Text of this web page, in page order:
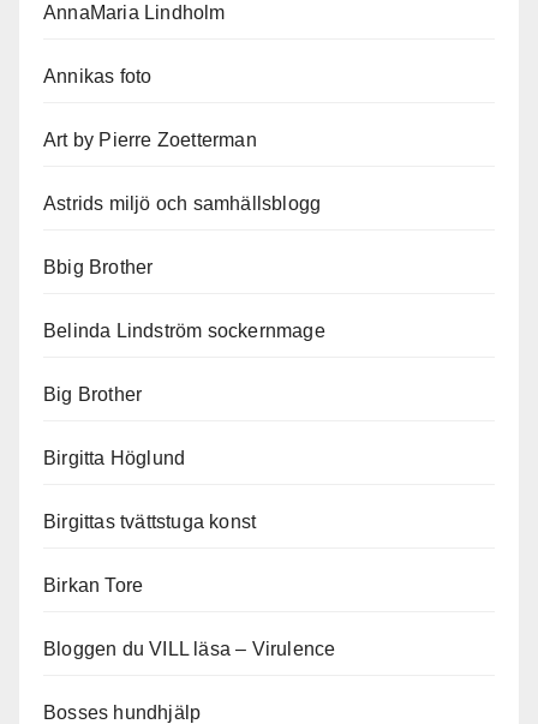
AnnaMaria Lindholm
Annikas foto
Art by Pierre Zoetterman
Astrids miljö och samhällsblogg
Bbig Brother
Belinda Lindström sockernmage
Big Brother
Birgitta Höglund
Birgittas tvättstuga konst
Birkan Tore
Bloggen du VILL läsa – Virulence
Bosses hundhjälp